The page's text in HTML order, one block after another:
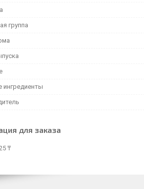
группа
ингредиенты
для заказа
₸